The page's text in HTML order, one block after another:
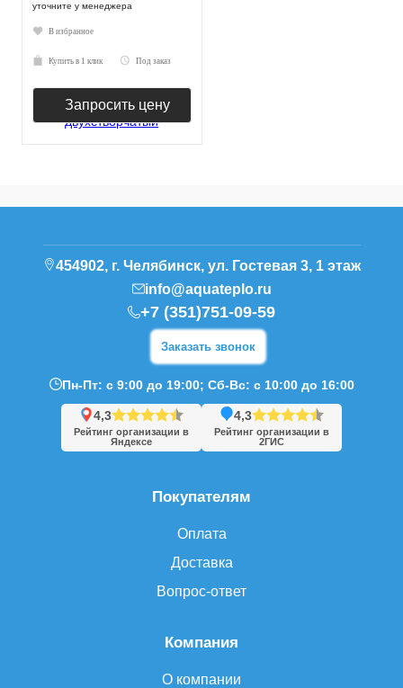
уточните у менеджера
В избранное
Купить в 1 клик Под заказ
Запросить цену
Компания
О компании
Покупателям
Оплата
Доставка
Вопрос-ответ
454902, г. Челябинск, ул. Гостевая 3, 1 этаж
info@aquateplo.ru
+7 (351)751-09-59
Заказать звонок
Пн-Пт: с 9:00 до 19:00; Сб-Вс: с 10:00 до 16:00
4,3
Рейтинг организации в
Яндексе
4,3
Рейтинг организации в
2ГИС